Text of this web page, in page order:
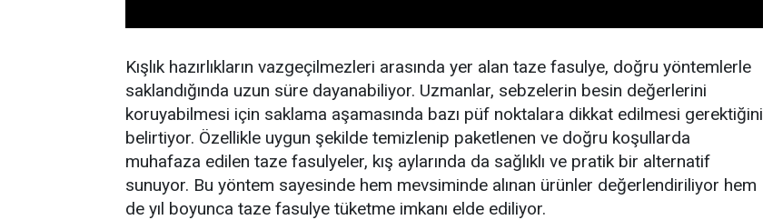
Kışlık hazırlıkların vazgeçilmezleri arasında yer alan taze fasulye, doğru yöntemlerle
saklandığında uzun süre dayanabiliyor. Uzmanlar, sebzelerin besin değerlerini
koruyabilmesi için saklama aşamasında bazı püf noktalara dikkat edilmesi gerektiğini
belirtiyor. Özellikle uygun şekilde temizlenip paketlenen ve doğru koşullarda
muhafaza edilen taze fasulyeler, kış aylarında da sağlıklı ve pratik bir alternatif
sunuyor. Bu yöntem sayesinde hem mevsiminde alınan ürünler değerlendiriliyor hem
de yıl boyunca taze fasulye tüketme imkanı elde ediliyor.